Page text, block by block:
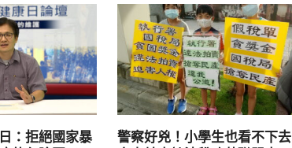
：拒絕國家暴
警察好兇！小學生也看不下去